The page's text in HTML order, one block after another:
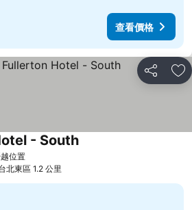
查看價格
分享 放
位置
- South
北東區 1.2 公里